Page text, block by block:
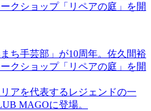
クショップ「リペアの庭」を開
ち手芸部」が10周年。佐久間裕
クショップ「リペアの庭」を開
アを代表するレジェンドの一
MAGOに登場。